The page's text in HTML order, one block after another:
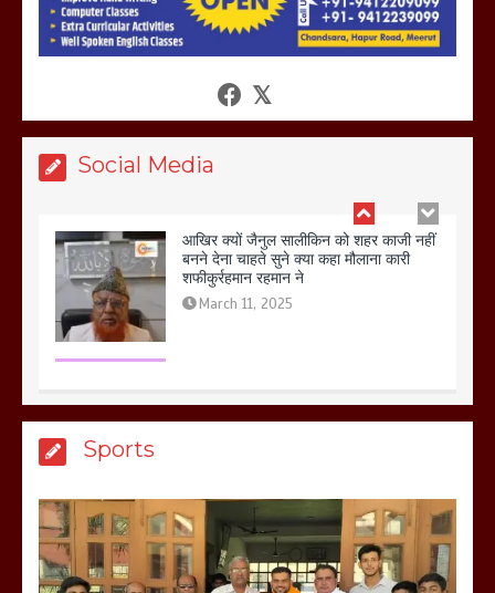
Social Media
आखिर क्यों जैनुल सालीकिन को शहर काजी नहीं
शफीकुर्रहमान रहमान ने
बिजली विभाग से परेशान होकर बागपत में एक संत
ने सरकार को दी आमरण अनशन की चेतावनी
March 8, 2025
Sports